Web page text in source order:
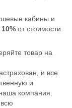
кабины и
10% от стоимости
товар на
и все
и
компания.